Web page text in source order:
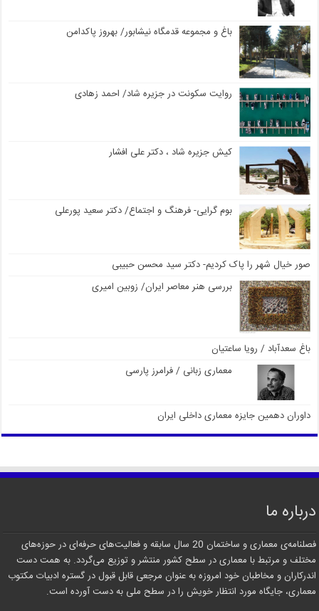
باغ و مجموعه قدمگاه نیشابور/ بهروز پاکدامن
روایت سکونت در جزیره شاد/ احمد زهادی
کیش جزیره شاد ، دکتر علی افشار
بوم گرایی- فرهنگ و اجتماع/ دکتر سعید پورعلی
صور خیال شهر را پاک کردیم- دکتر سید محسن حبیبی
بررسی هنر معاصر ایران/ زوبین امیری
باغ سعدآباد / رویا ساعتیان
معماری زبانی / فرامرز پارسی
داوران دهمین جایزه معماری داخلی ایران
درباره ما
فصلنامه‌ی معماری و ساختمان 20 سال سابقه و فعالیت‌های حرفه‌ای در حوزه‌های
مختلف و مرتبط با معماری در سطح کشور منتشر و توزیع می‌گردد. به همت دست
اندرکاران و مخاطبان خود امروزه به عنوان مرجعی قابل قبول در گستره ادبیات مکتوب
معماری، جایگاه مورد انتظار خویش را در سطح ملی به دست آورده است.